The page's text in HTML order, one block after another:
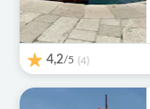
4,2/5 (4)